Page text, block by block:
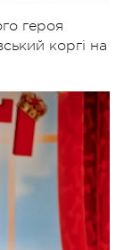
героя
коргі на